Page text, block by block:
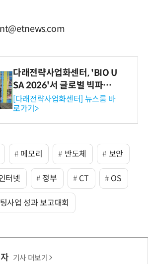
다래전략사업화센터, 'BIO U
SA 2026'서 글로벌 빅파마
와의 비즈니스 미팅 지원…K
-바이오 해외 진출 교두보 확
보
[다래전략사업화센터] 뉴스룸 바
로가기>
메모리 반도체 보안
터넷 정부 CT OS
사업 성과 보고대회
기사 더보기